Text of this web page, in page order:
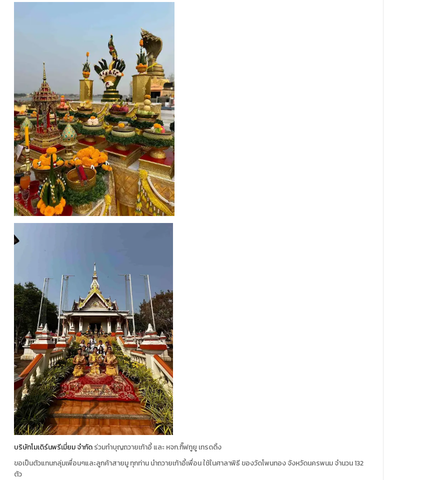
บริษัทโมเดิร์นพรีเมี่ยม จำกัดร่วมทำบุญถวายเก้าอี้ และ หจก.กิ๊ฟทูยู เทรดดิ้ง
ขอเป็นตัวแทนกลุ่มเพื่อนๆและลูกค้าสายมู ทุกท่าน นำถวายเก้าอี้เพื่อน ใช้ในศาลาพิธี ของวัดโพนทอง จังหวัดนครพนม จำนวน 132
ตัว